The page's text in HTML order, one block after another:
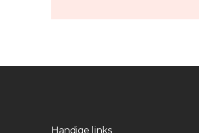
Handige links